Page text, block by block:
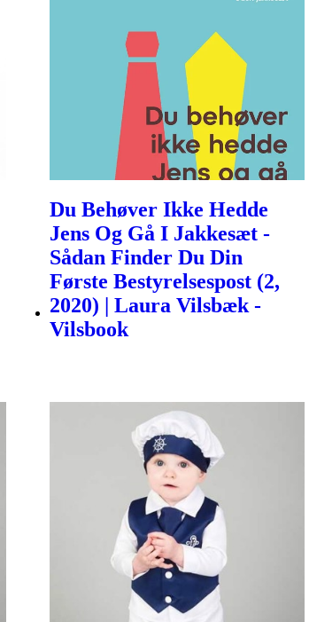
Du Behøver Ikke Hedde
Jens Og Gå I Jakkesæt -
Sådan Finder Du Din
Første Bestyrelsespost (2,
2020) | Laura Vilsbæk -
Vilsbook